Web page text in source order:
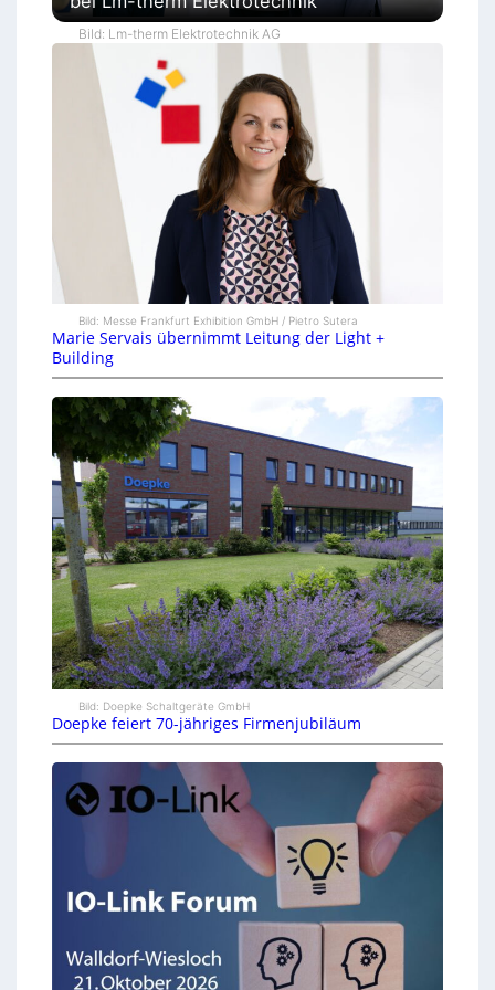
Bild: Lm-therm Elektrotechnik AG
Bild: Messe Frankfurt Exhibition GmbH / Pietro Sutera
Marie Servais übernimmt Leitung der Light +
Building
Bild: Doepke Schaltgeräte GmbH
Doepke feiert 70-jähriges Firmenjubiläum